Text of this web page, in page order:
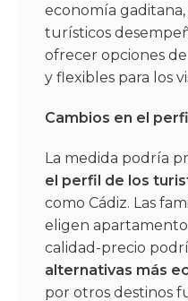
economía
turísticos
ofrecer opciones
y flexibles para los
Cambios en el
La medida podría
el perfil de los
como Cádiz. Las
eligen
calidad-precio
alternativas más
por otros destinos